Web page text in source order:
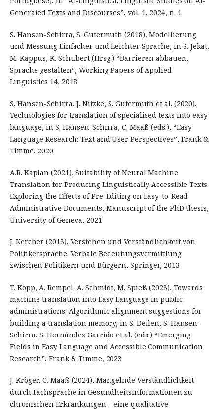
Generated Texts and Discourses”, vol. 1, 2024, n. 1
S. Hansen-Schirra, S. Gutermuth (2018), Modellierung
und Messung Einfacher und Leichter Sprache, in S. Jekat,
M. Kappus, K. Schubert (Hrsg.) “Barrieren abbauen,
Sprache gestalten”, Working Papers of Applied
Linguistics 14, 2018
S. Hansen-Schirra, J. Nitzke, S. Gutermuth et al. (2020),
Technologies for translation of specialised texts into easy
language, in S. Hansen-Schirra, C. Maaß (eds.), “Easy
Language Research: Text and User Perspectives”, Frank &
Timme, 2020
A.R. Kaplan (2021), Suitability of Neural Machine
Translation for Producing Linguistically Accessible Texts.
Exploring the Effects of Pre-Editing on Easy-to-Read
Administrative Documents, Manuscript of the PhD thesis,
University of Geneva, 2021
J. Kercher (2013), Verstehen und Verständlichkeit von
Politikersprache. Verbale Bedeutungsvermittlung
zwischen Politikern und Bürgern, Springer, 2013
T. Kopp, A. Rempel, A. Schmidt, M. Spieß (2023), Towards
machine translation into Easy Language in public
administrations: Algorithmic alignment suggestions for
building a translation memory, in S. Deilen, S. Hansen-
Schirra, S. Hernández Garrido et al. (eds.) “Emerging
Fields in Easy Language and Accessible Communication
Research”, Frank & Timme, 2023
J. Kröger, C. Maaß (2024), Mangelnde Verständlichkeit
durch Fachsprache in Gesundheitsinformationen zu
chronischen Erkrankungen – eine qualitative